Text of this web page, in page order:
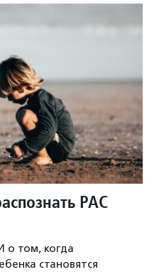
РАС
о том, когда
становятся